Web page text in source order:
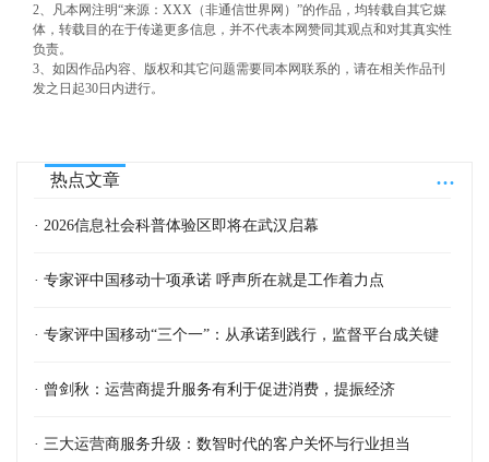
2、凡本网注明“来源：XXX（非通信世界网）”的作品，均转载自其它媒
体，转载目的在于传递更多信息，并不代表本网赞同其观点和对其真实性
负责。
3、如因作品内容、版权和其它问题需要同本网联系的，请在相关作品刊
发之日起30日内进行。
...
热点文章
· 2026信息社会科普体验区即将在武汉启幕
· 专家评中国移动十项承诺 呼声所在就是工作着力点
· 专家评中国移动“三个一”：从承诺到践行，监督平台成关键
· 曾剑秋：运营商提升服务有利于促进消费，提振经济
· 三大运营商服务升级：数智时代的客户关怀与行业担当